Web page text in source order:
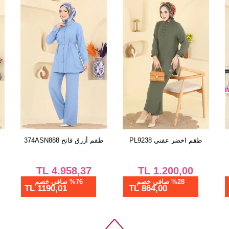
38
46
48
طقم اخضر عفني PL9238
1.200,00
TL
%28 صافي خصم
864,00 TL
طقم أسود 512MT581
1.150,00
%28 صافي خصم
828,00 TL